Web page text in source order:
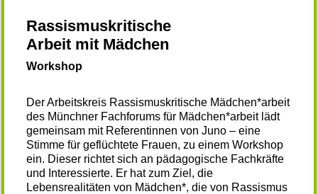
Rassismuskritische
Arbeit mit Mädchen
Workshop
Der Arbeitskreis Rassismuskritische Mädchen*arbeit
des Münchner Fachforums für Mädchen*arbeit lädt
gemeinsam mit Referentinnen von Juno – eine
Stimme für geflüchtete Frauen, zu einem Workshop
ein. Dieser richtet sich an pädagogische Fachkräfte
und Interessierte. Er hat zum Ziel, die
Lebensrealitäten von Mädchen*, die von Rassismus